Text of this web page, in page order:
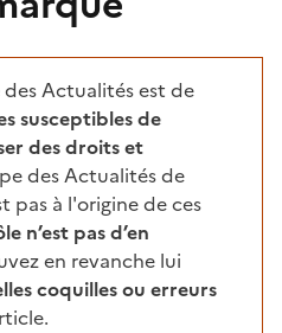
des Actualités est de
susceptibles de
des droits et
des Actualités de
pas à l'origine de ces
n’est pas d’en
en revanche lui
coquilles ou erreurs